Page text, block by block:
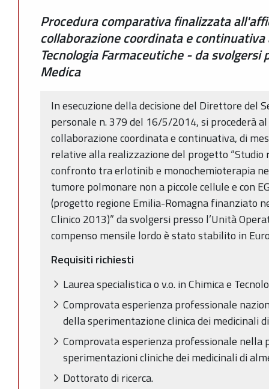
Procedura comparativa finalizzata
collaborazione coordinata e
Tecnologia Farmaceutiche - da svolgersi
Medica
In esecuzione della decisione del Direttore del
personale n. 379 del 16/5/2014, si procederà
collaborazione coordinata e continuativa, di
relative alla realizzazione del progetto
confronto tra erlotinib e monochemioterapia
tumore polmonare non a piccole cellule e con
(progetto regione Emilia-Romagna finanziato
Clinico 2013)” da svolgersi presso l’Unità
compenso mensile lordo è stato stabilito in
Requisiti richiesti
Laurea specialistica o v.o. in Chimica e
Comprovata esperienza professionale
della sperimentazione clinica dei medicinali
Comprovata esperienza professionale nella
sperimentazioni cliniche dei medicinali di
Dottorato di ricerca.